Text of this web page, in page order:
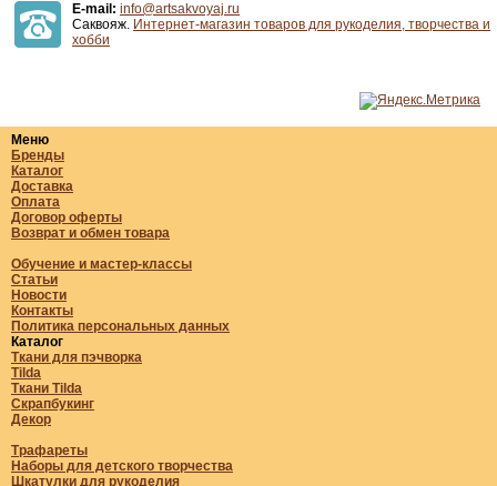
E-mail: info@artsakvoyaj.ru
Саквояж. Интернет-магазин товаров для рукоделия, творчества и
хобби
Меню
Бренды
Каталог
Доставка
Оплата
Договор оферты
Возврат и обмен товара
Обучение и мастер-классы
Статьи
Новости
Контакты
Политика персональных данных
Каталог
Ткани для пэчворка
Tilda
Ткани Tilda
Скрапбукинг
Декор
Трафареты
Наборы для детского творчества
Шкатулки для рукоделия